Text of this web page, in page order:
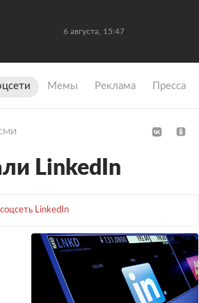
6 августа, 15:47
Мемы Реклама Пресса
LinkedIn
LinkedIn